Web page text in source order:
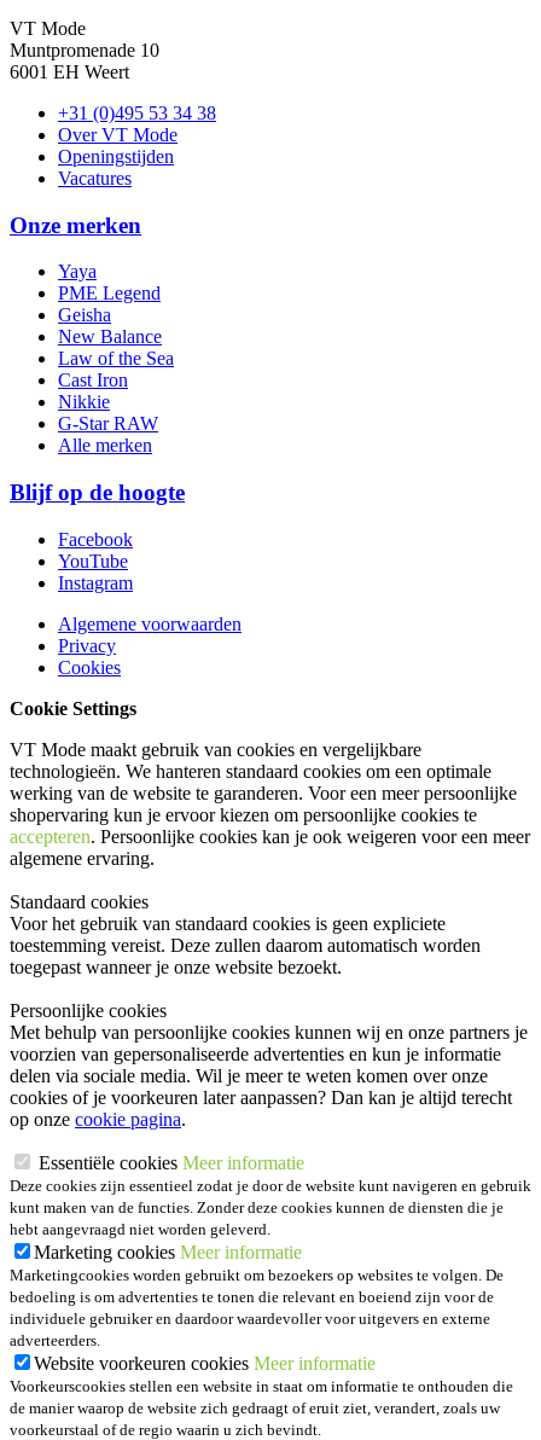
VT Mode
Muntpromenade 10
6001 EH Weert
+31 (0)495 53 34 38
Over VT Mode
Openingstijden
Vacatures
Onze merken
Yaya
PME Legend
Geisha
New Balance
Law of the Sea
Cast Iron
Nikkie
G-Star RAW
Alle merken
Blijf op de hoogte
Facebook
YouTube
Instagram
Algemene voorwaarden
Privacy
Cookies
Cookie Settings
VT Mode maakt gebruik van cookies en vergelijkbare
technologieën. We hanteren standaard cookies om een optimale
werking van de website te garanderen. Voor een meer persoonlijke
shopervaring kun je ervoor kiezen om persoonlijke cookies te
accepteren. Persoonlijke cookies kan je ook weigeren voor een meer
algemene ervaring.
Standaard cookies
Voor het gebruik van standaard cookies is geen expliciete
toestemming vereist. Deze zullen daarom automatisch worden
toegepast wanneer je onze website bezoekt.
Persoonlijke cookies
Met behulp van persoonlijke cookies kunnen wij en onze partners je
voorzien van gepersonaliseerde advertenties en kun je informatie
delen via sociale media. Wil je meer te weten komen over onze
cookies of je voorkeuren later aanpassen? Dan kan je altijd terecht
op onze cookie pagina.
Essentiële cookies Meer informatie
Deze cookies zijn essentieel zodat je door de website kunt navigeren en gebruik
kunt maken van de functies. Zonder deze cookies kunnen de diensten die je
hebt aangevraagd niet worden geleverd.
Marketing cookies Meer informatie
Marketingcookies worden gebruikt om bezoekers op websites te volgen. De
bedoeling is om advertenties te tonen die relevant en boeiend zijn voor de
individuele gebruiker en daardoor waardevoller voor uitgevers en externe
adverteerders.
Website voorkeuren cookies Meer informatie
Voorkeurscookies stellen een website in staat om informatie te onthouden die
de manier waarop de website zich gedraagt of eruit ziet, verandert, zoals uw
voorkeurstaal of de regio waarin u zich bevindt.